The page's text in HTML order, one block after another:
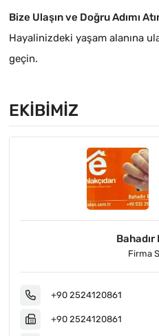
Bize Ulaşın ve Doğru Adımı
Hayalinizdeki yaşam alanına
geçin.
EKIBIMIZ
Bahadır
Firma
+90 2524120861
+90 2524120861